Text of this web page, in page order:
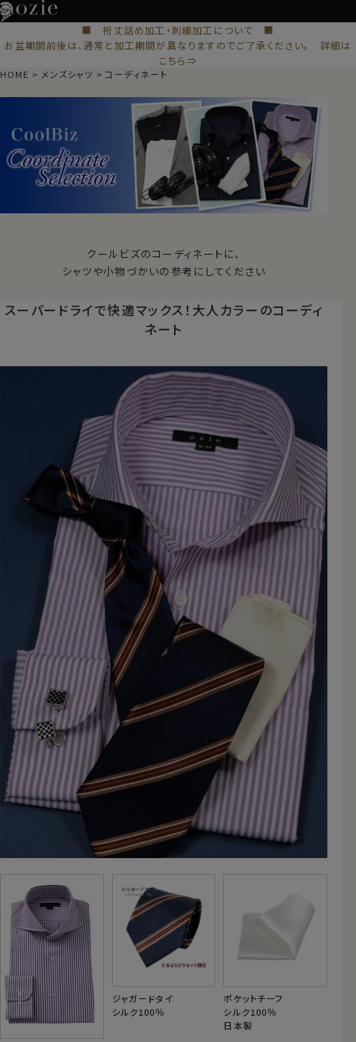
■ 裄丈詰め加工・刺繍加工について ■
お盆期間前後は、通常と加工期間が異なりますのでご了承ください。 詳細は
こちら⇒
HOME メンズシャツ コーディネート
クールビズのコーディネートに、
シャツや小物づかいの参考にしてください
スーパードライで快適マックス！ 大人カラーのコーディ
ネート
ジャガードタイ
シルク100％
ポケットチーフ
シルク100％
日本製